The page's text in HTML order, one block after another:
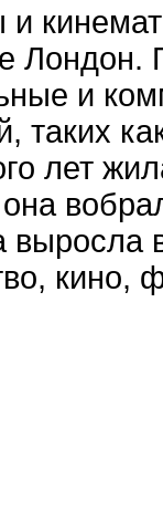
и
таких
лет
кино,